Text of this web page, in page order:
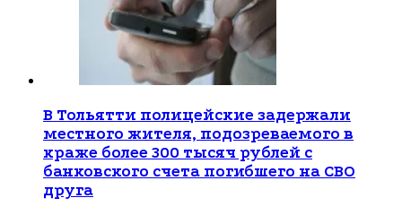
В Тольятти полицейские задержали
местного жителя, подозреваемого в
краже более 300 тысяч рублей с
банковского счета погибшего на СВО
друга